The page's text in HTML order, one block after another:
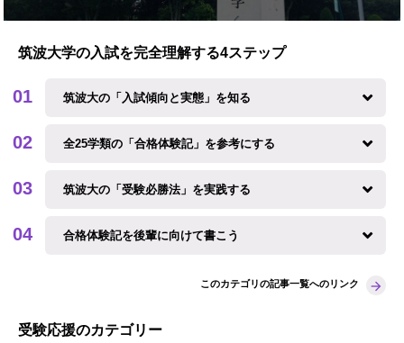
筑波大学の入試を完全理解する4ステップ
筑波大の「入試傾向と実態」を知る
全25学類の「合格体験記」を参考にする
筑波大の「受験必勝法」を実践する
合格体験記を後輩に向けて書こう
このカテゴリの記事一覧へのリンク
受験応援のカテゴリー